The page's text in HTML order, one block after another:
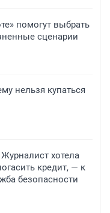
помогут выбрать
сценарии
нельзя купаться
хотела
кредит, — к
безопасности